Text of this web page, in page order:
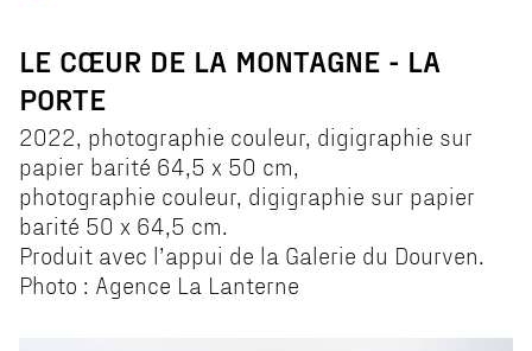
LE CŒUR DE LA MONTAGNE - LA
PORTE
2022, photographie couleur, digigraphie sur
papier barité 64,5 x 50 cm,
photographie couleur, digigraphie sur papier
barité 50 x 64,5 cm.
Produit avec l’appui de la Galerie du Dourven.
Photo : Agence La Lanterne